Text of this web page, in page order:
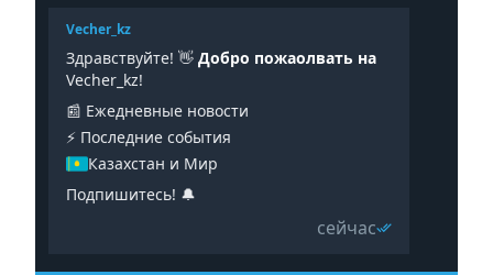
Vecher_kz
Здравствуйте! 👋 Добро пожаолвать на
Vecher_kz!
📰 Ежедневные новости
⚡️ Последние события
Казахстан и Мир
Подпишитесь! 🔔
сейчас